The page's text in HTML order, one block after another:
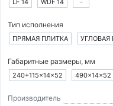
Тип исполнения
ПРЯМАЯ ПЛИТКА УГЛОВАЯ
Габаритные размеры, мм
240+115×14×52 490×14×52
Производитель